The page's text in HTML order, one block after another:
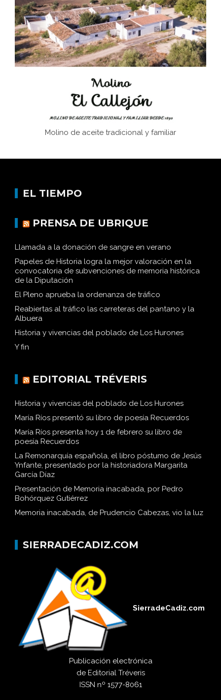
El Frente Popular. Ubrique, febrero-julio 1936
Juntar las letras. La alfabetización en el campo: del
afán de saber a la autogestión
Historia y vivencias del poblado de Los Hurones
Molino de aceite tradicional y familiar
EL TIEMPO
PRENSA DE UBRIQUE
Llamada a la donación de sangre en verano
Papeles de Historia logra la mejor valoración en la
convocatoria de subvenciones de memoria histórica
de la Diputación
El Pleno aprueba la ordenanza de tráfico
Reabiertas al tráfico las carreteras del pantano y la
Albuera
Historia y vivencias del poblado de Los Hurones
Y fin
EDITORIAL TRÉVERIS
Historia y vivencias del poblado de Los Hurones
María Ríos presentó su libro de poesía Recuerdos
María Ríos presenta hoy 1 de febrero su libro de
poesía Recuerdos
La Remonarquía española, el libro póstumo de Jesús
Ynfante, presentado por la historiadora Margarita
García Díaz
Presentación de Memoria inacabada, por Pedro
Bohórquez Gutiérrez
Memoria inacabada, de Prudencio Cabezas, vio la luz
SIERRADECADIZ.COM
SierradeCadiz.com
Publicación electrónica
de Editorial Tréveris
ISSN nº 1577-8061